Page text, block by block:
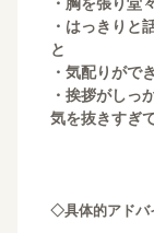
・はっきりと
と
・気配りがで
・挨拶がしっ
気を抜きすぎ
◇具体的アド